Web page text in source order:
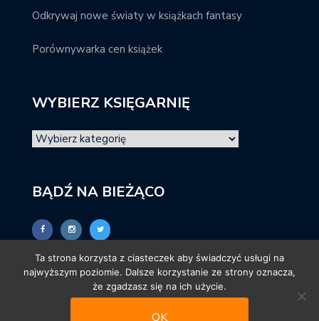
Odkrywaj nowe światy w książkach fantasy
Porównywarka cen książek
WYBIERZ KSIĘGARNIĘ
BĄDŹ NA BIEŻĄCO
Ta strona korzysta z ciasteczek aby świadczyć usługi na
najwyższym poziomie. Dalsze korzystanie ze strony oznacza,
że zgadzasz się na ich użycie.
OK